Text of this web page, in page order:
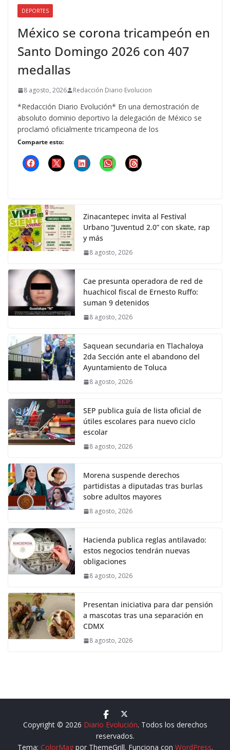
DEPORTES
México se corona tricampeón en
Santo Domingo 2026 con 407
medallas
8 agosto, 2026 Redacción Diario Evolucion
*Redacción Diario Evolución* En una demostración de
absoluto dominio deportivo la delegación de México se
proclamó oficialmente tricampeona de los
Comparte esto:
Zinacantepec invita al Festival
Urbano “Juventud 2.0” con skate, rap
y más
8 agosto, 2026
Cae presunta operadora de red de
huachicol fiscal de Ernesto Ruffo:
suman 9 detenidos
8 agosto, 2026
Saquean secundaria en Tlachaloya
2da Sección ante el abandono del
Ayuntamiento de Toluca
8 agosto, 2026
SEP publica guía de lista oficial de
útiles escolares para nuevo ciclo
escolar
8 agosto, 2026
Morena suspende derechos
partidistas a diputadas tras burlas
sobre adultos mayores
8 agosto, 2026
Hacienda publica reglas antilavado:
estos negocios tendrán nuevas
obligaciones
8 agosto, 2026
Presentan iniciativa para dar pensión
a mascotas tras una separación en
CDMX
8 agosto, 2026
Copyright © 2026 Diario Evolución. Todos los derechos
reservados.
Tema: ColorMagpor ThemeGrill. Funciona con WordPress.